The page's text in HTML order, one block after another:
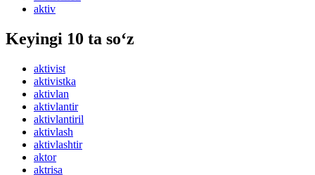
aktiv
Keyingi 10 ta so‘z
aktivist
aktivistka
aktivlan
aktivlantir
aktivlantiril
aktivlash
aktivlashtir
aktor
aktrisa